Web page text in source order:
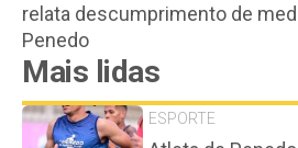
relata descumprimento de
Penedo
Mais lidas
ESPORTE